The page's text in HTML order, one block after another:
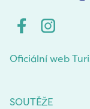
Oficiální web
SOUTĚŽE